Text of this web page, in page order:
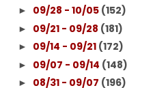
► 09/28 - 10/05 (152)
► 09/21 - 09/28 (181)
► 09/14 - 09/21 (172)
► 09/07 - 09/14 (148)
► 08/31 - 09/07 (196)